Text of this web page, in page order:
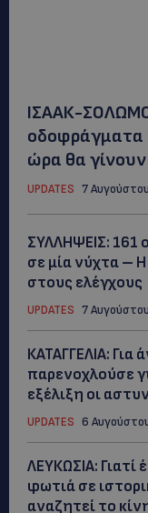
ΙΣΑΑΚ-
οδοφράγματα
ώρα θα γίνουν
UPDATES 7
ΣΥΛΛΗΨΕΙΣ: 161
σε μία νύχτα –
στους ελέγχους
UPDATES 7
ΚΑΤΑΓΓΕΛΙΑ: Για
παρενοχλούσε
εξέλιξη οι
UPDATES 6
ΛΕΥΚΩΣΙΑ: Γιατί
φωτιά σε
αναζητεί το